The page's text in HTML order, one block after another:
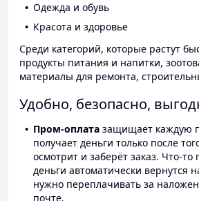
Одежда и обувь
Красота и здоровье
Среди категорий, которые растут
продукты питания и напитки,
материалы для ремонта,
Удобно, безопасно,
Пром-оплата защищает каждую
получает деньги только после
осмотрит и заберёт заказ. Что-
деньги автоматически вернутся
нужно переплачивать за
почте.